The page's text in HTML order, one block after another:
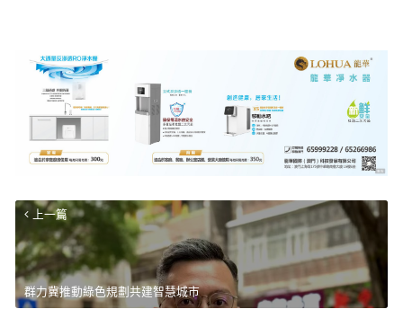
上一篇
群力冀推動綠色規劃共建智慧城市